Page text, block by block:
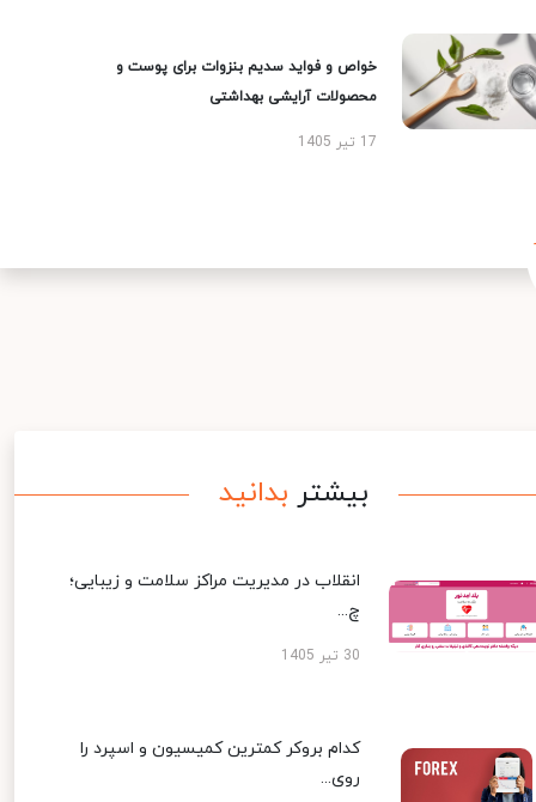
خواص و فواید سدیم بنزوات برای پوست و
محصولات آرایشی بهداشتی
17 تیر 1405
بیشتر بدانید
انقلاب در مدیریت مراکز سلامت و زیبایی؛
چ...
30 تیر 1405
کدام بروکر کمترین کمیسیون و اسپرد را
روی...